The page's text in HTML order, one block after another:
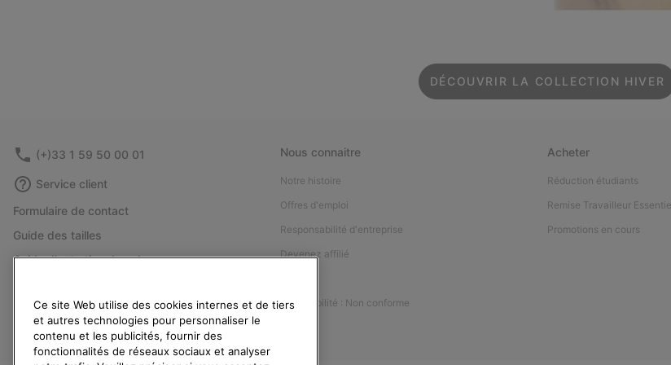
DÉCOUVRIR LA COLLECTION HIVER
(+)33 1 59 50 00 01
Service client
Formulaire de contact
Guide des tailles
Guide d'entretien des chaussures
Rétractation
Statut de la commande
Livraison
Nous connaitre
Notre histoire
Offres d'emploi
Responsabilité d'entreprise
Devenez affilié
Accessibilité : Non conforme
Acheter
Réduction étudiants
Remise Travailleur
Promotions en cours
Ce site Web utilise des cookies internes et de tiers
et autres technologies pour personnaliser le
contenu et les publicités, fournir des
fonctionnalités de réseaux sociaux et analyser